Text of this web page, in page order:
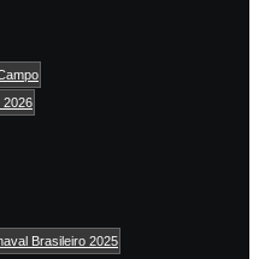
2026
Brasileiro 2025